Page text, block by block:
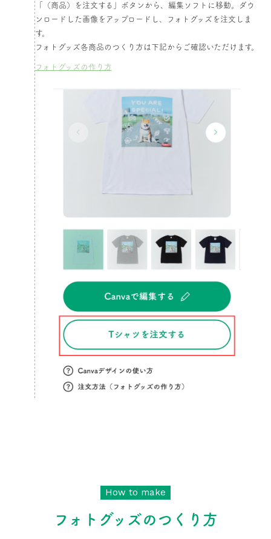
「（商品）を注文する」ボタンから、編集ソフトに移動。ダウ
ンロードした画像をアップロードし、フォトグッズを注文しま
す。​
フォトグッズ各商品のつくり方は下記からご確認いただけます。
フォトグッズの作り方​
How to make
フォトグッズのつくり方